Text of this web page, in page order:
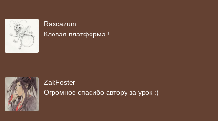
Rascazum
Клевая платформа !
ZakFoster
Огромное спасибо автору за урок :)